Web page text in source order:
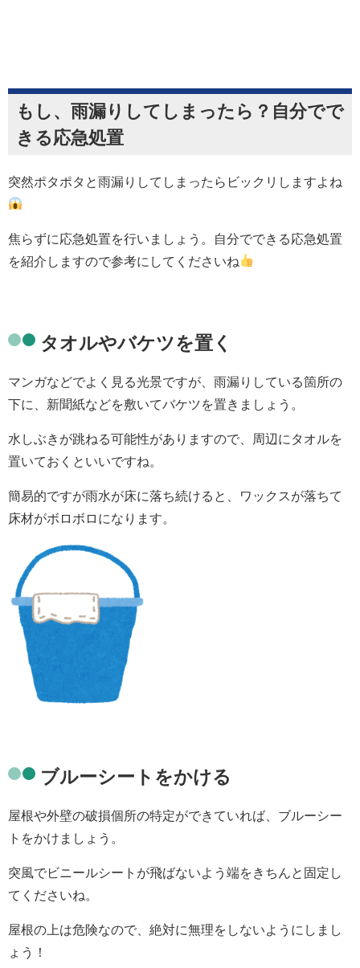
もし、雨漏りしてしまったら？自分でで
きる応急処置
突然ポタポタと雨漏りしてしまったらビックリしますよね
焦らずに応急処置を行いましょう。自分でできる応急処置
を紹介しますので参考にしてくださいね
タオルやバケツを置く
マンガなどでよく見る光景ですが、雨漏りしている箇所の
下に、新聞紙などを敷いてバケツを置きましょう。
水しぶきが跳ねる可能性がありますので、周辺にタオルを
置いておくといいですね。
簡易的ですが雨水が床に落ち続けると、ワックスが落ちて
床材がボロボロになります。
ブルーシートをかける
屋根や外壁の破損個所の特定ができていれば、ブルーシー
トをかけましょう。
突風でビニールシートが飛ばないよう端をきちんと固定し
てくださいね。
屋根の上は危険なので、絶対に無理をしないようにしまし
ょう！